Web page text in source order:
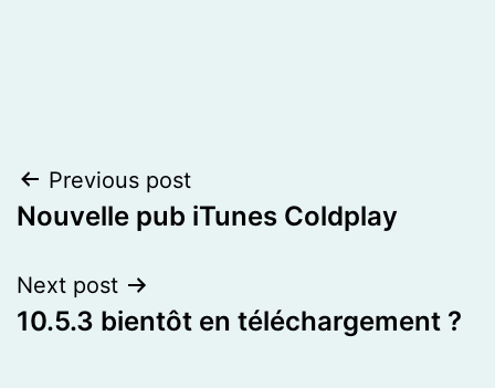
Post
navigation
Previous post
Nouvelle pub iTunes Coldplay
Next post
10.5.3 bientôt en téléchargement ?